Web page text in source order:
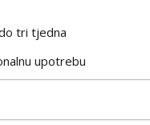
tri tjedna
upotrebu